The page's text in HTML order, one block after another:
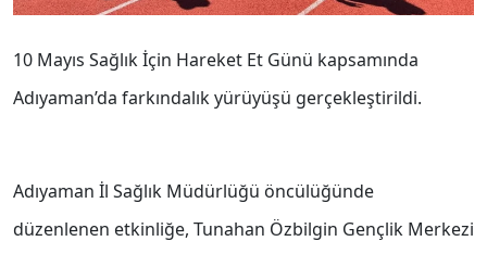
10 Mayıs Sağlık İçin Hareket Et Günü kapsamında
Adıyaman’da farkındalık yürüyüşü gerçekleştirildi.
Adıyaman İl Sağlık Müdürlüğü öncülüğünde
düzenlenen etkinliğe, Tunahan Özbilgin Gençlik Merkezi